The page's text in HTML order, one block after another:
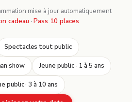
mise à jour automatiquement
cadeau · Pass 10 places
Spectacles tout public
show Jeune public · 1 à 5 ans
public · 3 à 10 ans